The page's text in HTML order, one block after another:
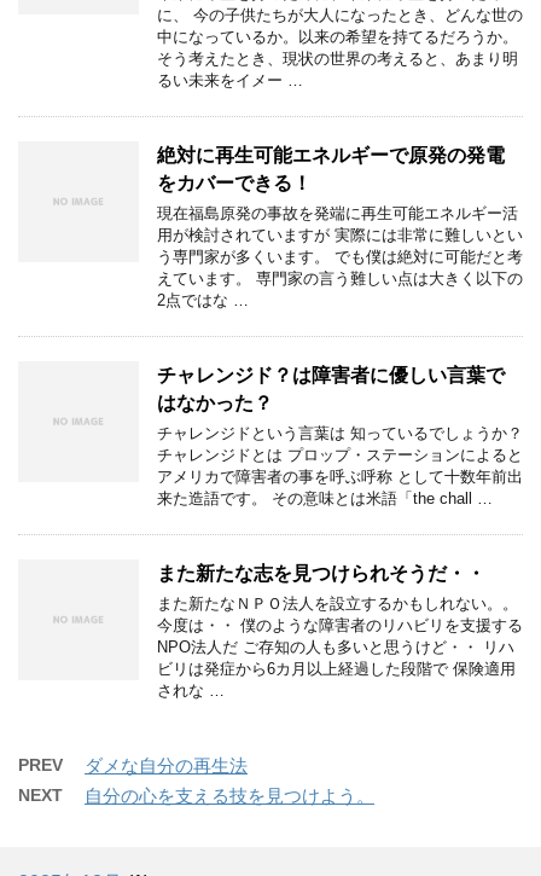
に、 今の子供たちが大人になったとき、どんな世の
中になっているか。以来の希望を持てるだろうか。
そう考えたとき、現状の世界の考えると、あまり明
るい未来をイメー …
絶対に再生可能エネルギーで原発の発電
をカバーできる！
現在福島原発の事故を発端に再生可能エネルギー活
用が検討されていますが 実際には非常に難しいとい
う専門家が多くいます。 でも僕は絶対に可能だと考
えています。 専門家の言う難しい点は大きく以下の
2点ではな …
チャレンジド？は障害者に優しい言葉で
はなかった？
チャレンジドという言葉は 知っているでしょうか？
チャレンジドとは プロップ・ステーションによると
アメリカで障害者の事を呼ぶ呼称 として十数年前出
来た造語です。 その意味とは米語「the chall …
また新たな志を見つけられそうだ・・
また新たなＮＰＯ法人を設立するかもしれない。。
今度は・・ 僕のような障害者のリハビリを支援する
NPO法人だ ご存知の人も多いと思うけど・・ リハ
ビリは発症から6カ月以上経過した段階で 保険適用
されな …
PREV ダメな自分の再生法
NEXT 自分の心を支える技を見つけよう。